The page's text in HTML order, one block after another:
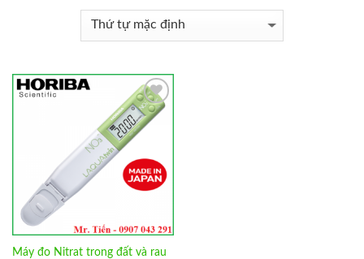
Add to
Wishlist
Máy đo Nitrat trong đất và rau